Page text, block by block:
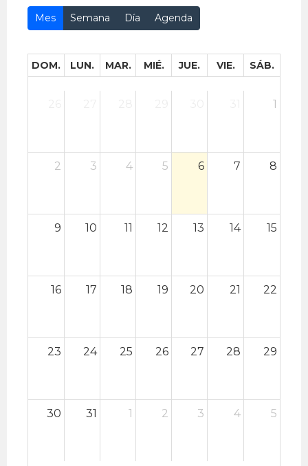
Mes Semana Día Agenda
DOM. LUN. MAR. MIÉ. JUE. VIE. SÁB.
1
2 3 4 5 6 7 8
9 10 11 12 13 14 15
16 17 18 19 20 21 22
23 24 25 26 27 28 29
30 31 1 2 3 4 5